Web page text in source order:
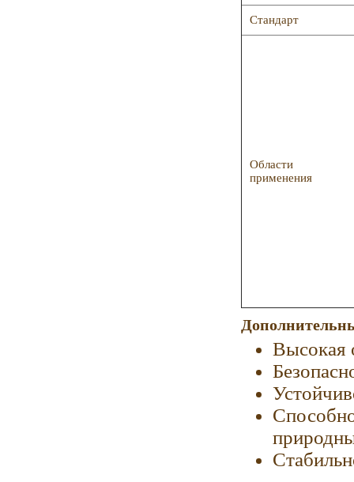
Стандарт
Области
применения
Высокая